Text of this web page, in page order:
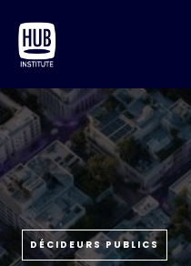
DÉCIDEURS PUBLICS